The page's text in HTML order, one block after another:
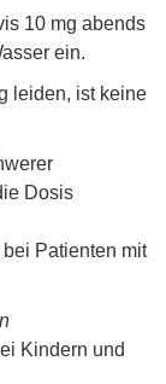
10 mg abends
ein.
leiden, ist keine
Dosis
Patienten mit
Kindern und